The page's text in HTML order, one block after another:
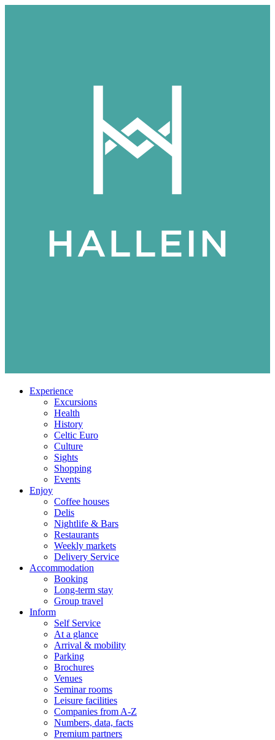
Experience
Excursions
Health
History
Celtic Euro
Culture
Sights
Shopping
Events
Enjoy
Coffee houses
Delis
Nightlife & Bars
Restaurants
Weekly markets
Delivery Service
Accommodation
Booking
Long-term stay
Group travel
Inform
Self Service
At a glance
Arrival & mobility
Parking
Brochures
Venues
Seminar rooms
Leisure facilities
Companies from A-Z
Numbers, data, facts
Premium partners